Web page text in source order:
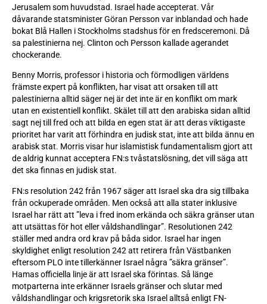
Jerusalem som huvudstad. Israel hade accepterat. Vår
dåvarande statsminister Göran Persson var inblandad och hade
bokat Blå Hallen i Stockholms stadshus för en fredsceremoni. Då
sa palestinierna nej. Clinton och Persson kallade agerandet
chockerande.
Benny Morris, professor i historia och förmodligen världens
främste expert på konflikten, har visat att orsaken till att
palestinierna alltid säger nej är det inte är en konflikt om mark
utan en existentiell konflikt. Skälet till att den arabiska sidan alltid
sagt nej till fred och att bilda en egen stat är att deras viktigaste
prioritet har varit att förhindra en judisk stat, inte att bilda ännu en
arabisk stat. Morris visar hur islamistisk fundamentalism gjort att
de aldrig kunnat acceptera FN:s tvåstatslösning, det vill säga att
det ska finnas en judisk stat.
FN:s resolution 242 från 1967 säger att Israel ska dra sig tillbaka
från ockuperade områden. Men också att alla stater inklusive
Israel har rätt att ”leva i fred inom erkända och säkra gränser utan
att utsättas för hot eller våldshandlingar”. Resolutionen 242
ställer med andra ord krav på båda sidor. Israel har ingen
skyldighet enligt resolution 242 att retirera från Västbanken
eftersom PLO inte tillerkänner Israel några ”säkra gränser”.
Hamas officiella linje är att Israel ska förintas. Så länge
motparterna inte erkänner Israels gränser och slutar med
våldshandlingar och krigsretorik ska Israel alltså enligt FN-